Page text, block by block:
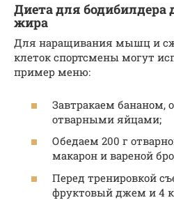
Диета для бодибилдера
жира
Для наращивания мышц и
клеток спортсмены могут
пример меню:
Завтракаем бананом,
отварными яйцами;
Обедаем 200 г
макарон и вареной
Перед тренировкой
фруктовый джем и 4